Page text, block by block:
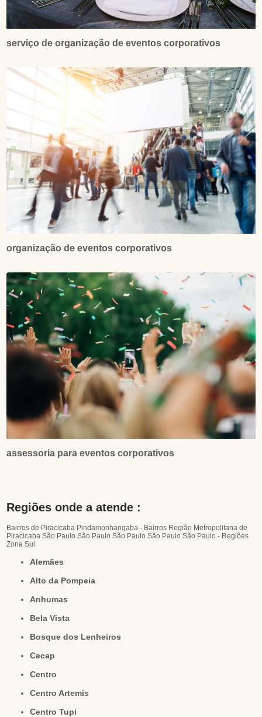
serviço de organização de eventos corporativos
organização de eventos corporativos
assessoria para eventos corporativos
Regiões onde a atende :
Bairros de Piracicaba Pindamonhangaba - Bairros Região Metropolitana de
Piracicaba São Paulo São Paulo São Paulo São PauloSão Paulo - Regiões
Zona Sul
Alemães
Alto da Pompeia
Anhumas
Bela Vista
Bosque dos Lenheiros
Cecap
Centro
Centro Artemis
Centro Tupi